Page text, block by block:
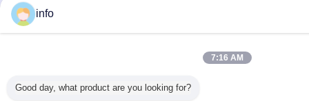
info
7:16 AM
Good day, what product are you looking for?